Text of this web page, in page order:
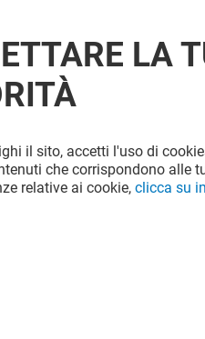
LA
il sito, accetti l'uso di
che corrispondono alle
relative ai cookie, clicca su